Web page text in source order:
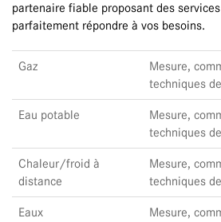
partenaire fiable proposant des
parfaitement répondre à vos besoins.
Gaz
Mesure,
techniques
Eau potable
Mesure,
techniques
Chaleur/froid à
distance
Mesure,
techniques
Eaux
Mesure,